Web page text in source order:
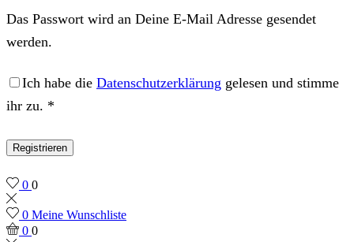
Das Passwort wird an Deine E-Mail Adresse gesendet
werden.
Ich habe die Datenschutzerklärung gelesen und stimme
ihr zu. *
Registrieren
0 0
0 Meine Wunschliste
0 0